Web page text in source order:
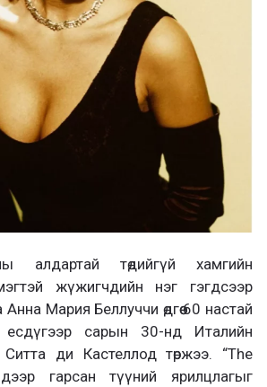
алдартай төдийгүй хамгийн
жүжигчдийн нэг гэгдсээр
Мария Беллуччи өдгөө 60 настай
есдүгээр сарын 30-нд Италийн
ди Кастеллод төржээ. “The
гарсан түүний ярилцлагыг